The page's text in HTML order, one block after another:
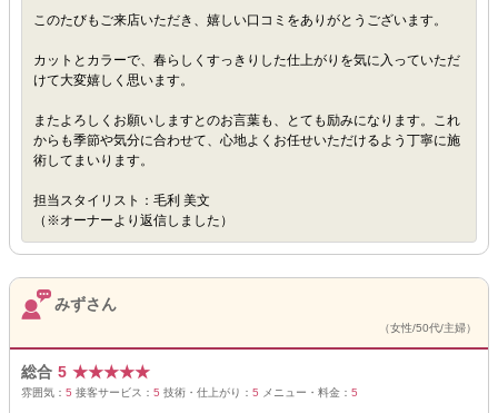
このたびもご来店いただき、嬉しい口コミをありがとうございます。
カットとカラーで、春らしくすっきりした仕上がりを気に入っていただ
けて大変嬉しく思います。
またよろしくお願いしますとのお言葉も、とても励みになります。これ
からも季節や気分に合わせて、心地よくお任せいただけるよう丁寧に施
術してまいります。
担当スタイリスト：毛利 美文
（※オーナーより返信しました）
みずさん
（女性/50代/主婦）
総合 5 ★★★★★
雰囲気： 5 接客サービス： 5 技術・仕上がり： 5 メニュー・料金： 5